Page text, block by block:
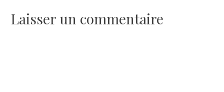
l’article
Laisser un commentaire